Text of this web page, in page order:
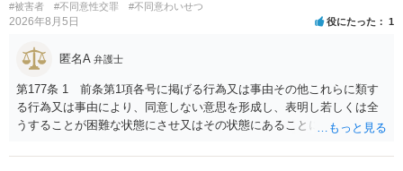
と感じるなら、多少費用はかかりますが弁護士へ依頼した方がよいと
思います。
#被害者 #不同意性交罪 #不同意わいせつ
2026年8月5日 役にたった 1
匿名A 弁護士
第177条 1 前条第1項各号に掲げる行為又は事由その他これらに類す
る行為又は事由により、同意しない意思を形成し、表明し若しくは全
うすることが困難な状態にさせ又はその状態にあることに乗じて、性
く。）若しくは物を挿入する行為であってわいせつなもの（以下この